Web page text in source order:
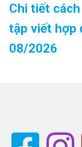
Chi tiết
tập viết hợp
08/2026